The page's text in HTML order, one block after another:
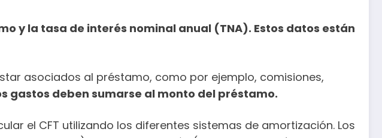
y la tasa de interés nominal anual (TNA). Estos datos están
asociados al préstamo, como por ejemplo, comisiones,
gastos deben sumarse al monto del préstamo.
el CFT utilizando los diferentes sistemas de amortización. Los